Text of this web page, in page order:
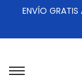
ENVÍO GRATIS